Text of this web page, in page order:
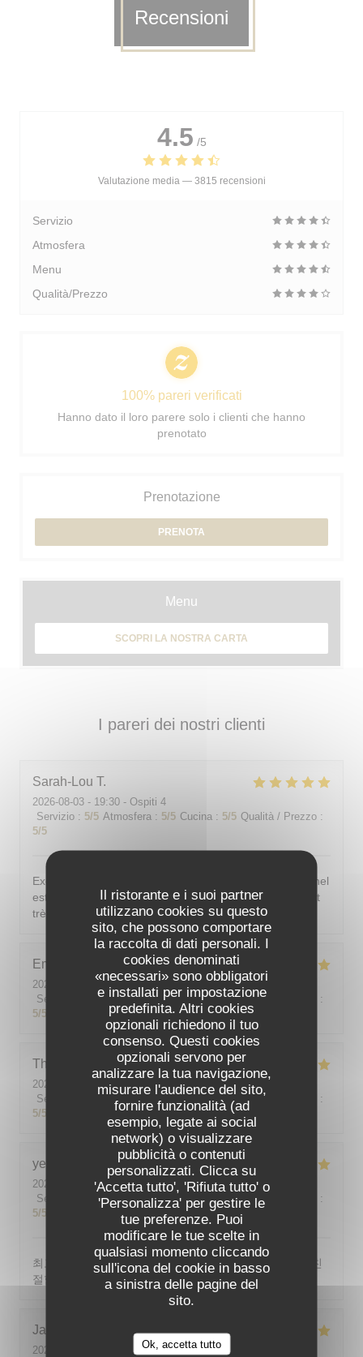
Il ristorante e i suoi partner
utilizzano cookies su questo
sito, che possono comportare
la raccolta di dati personali. I
cookies denominati
«necessari» sono obbligatori
e installati per impostazione
predefinita. Altri cookies
opzionali richiedono il tuo
consenso. Questi cookies
opzionali servono per
analizzare la tua navigazione,
misurare l'audience del sito,
fornire funzionalità (ad
esempio, legate ai social
network) o visualizzare
pubblicità o contenuti
personalizzati. Clicca su
'Accetta tutto', 'Rifiuta tutto' o
'Personalizza' per gestire le
tue preferenze. Puoi
modificare le tue scelte in
qualsiasi momento cliccando
sull'icona del cookie in basso
a sinistra delle pagine del
sito.
Ok, accetta tutto
Recensioni
I pareri dei nostri clienti
Sarah-Lou T
2026-08-03 - 19:30 - Ospiti 4
Servizio : 5/5 Atmosfera : 5/5 Cucina : 5/5 Qualità / Prezzo :
5/5
Excellent ! Tout est délicieux, bien présentés, le personnel
est vraiment au top : accueillant, souriant, attentionné et
très professionnel. Je recommande sans hésiter !
Emilie
2026-08-05
- 20:30 - Ospiti 2
Servizio
/5 Atmosfera: 5/5 Cucina: 5/5 Qualità / Prezzo
:
5/5
Theo
2026-08-01
- 19:00 - Ospiti 2
Servizio
Atmosfera Cucina: 5 /5 Qualità / Prezzo
:
5/5
yeonghun
2026-08-03
- 19:00 - Ospiti 4
Servizio
/5 Atmosfera: 5/5 Cucina: 5/5 Qualità / Prezzo
:
5/5
최고의 분위기, 최고의 맛, 프랑스어가 서툴지만 서버가 친
절함
Jackie
2026-07-31
- 19:00 - Ospiti 2
4.5 /5
Valutazione media — 3815 recensioni
Servizio
Atmosfera
Menu
Qualità/Prezzo
100% pareri verificati
Hanno dato il loro parere solo i clienti che hanno
prenotato
Prenotazione
PRENOTA
Menu
SCOPRI LA NOSTRA CARTA